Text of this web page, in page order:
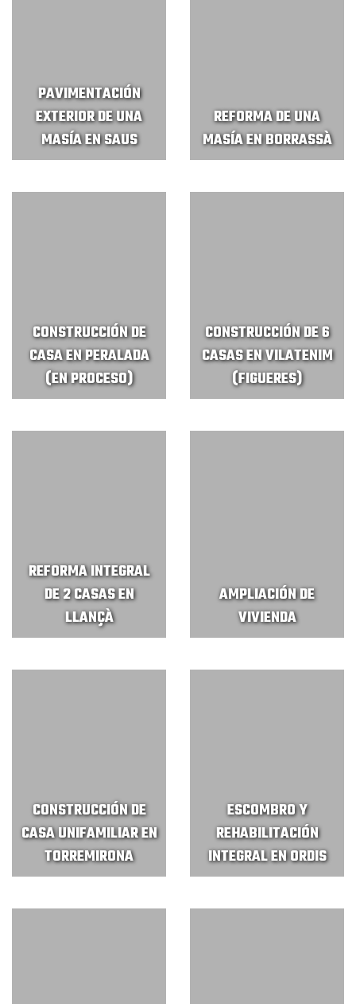
PAVIMENTACIÓN
EXTERIOR DE UNA
MASÍA EN SAUS
REFORMA DE UNA
MASÍA EN BORRASSÀ
CONSTRUCCIÓN DE
CASA EN PERALADA
(EN PROCESO)
CONSTRUCCIÓN DE 6
CASAS EN VILATENIM
(FIGUERES)
REFORMA INTEGRAL
DE 2 CASAS EN
LLANÇÀ
AMPLIACIÓN DE
VIVIENDA
CONSTRUCCIÓN DE
CASA UNIFAMILIAR EN
TORREMIRONA
ESCOMBRO Y
REHABILITACIÓN
INTEGRAL EN ORDIS